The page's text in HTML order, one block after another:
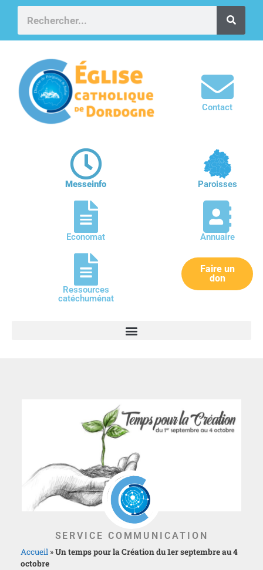
Contact
Messeinfo Paroisses
Economat Annuaire
Ressources
catéchuménat
Faire un
don
SERVICE COMMUNICATION
Accueil »Un temps pour la Création du 1er septembre au 4
octobre